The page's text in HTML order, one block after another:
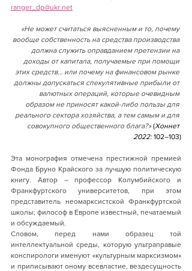
ranger_dp@ukr.net
«Не может считаться выясненным и то, почему
вообще собственность на средства производства
должна служить оправданием претензии на
доходы от капитала, получаемые при помощи
этих средств… или почему на финансовом рынке
должны допускаться спекулятивные прибыли от
валютных операций, которые очевидным
образом не приносят какой-либо пользы для
реального сектора хозяйства, а тем самым и для
совокупного общественного блага?» (Хоннет
2022: 102–103)
Эта монография отмечена престижной премией
Фонда Бруно Крайского за лучшую политическую
книгу. Автор – профессор Колумбийского и
Франкфуртского университетов, при этом
представитель неомарксистской Франкфуртской
школы; философ в Европе известный, печатаемый
и обсуждаемый.
Словом, перед нами образец той
интеллектуальной среды, которую ультраправые
конспирологи именуют «культурным марксизмом»
и приписывают оному всевластие, вездесущность